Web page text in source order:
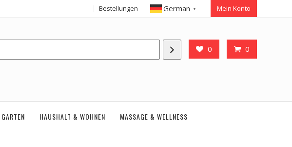
Bestellungen German ▼ Mein Konto
0 0
GARTEN HAUSHALT & WOHNEN MASSAGE & WELLNESS